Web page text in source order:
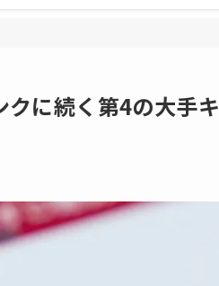
に続く第4の大手キ